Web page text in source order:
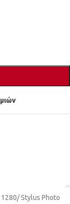
Stylus Photo